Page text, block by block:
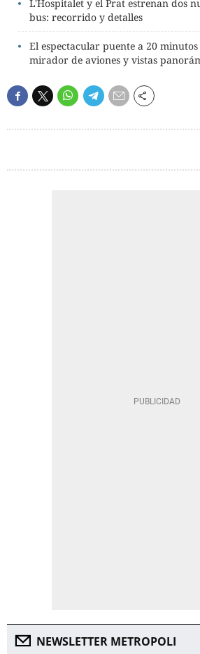
L'Hospitalet y el Prat estrenan dos
bus: recorrido y detalles
El espectacular puente a 20
mirador de aviones y vistas
NEWSLETTER METROPOLI